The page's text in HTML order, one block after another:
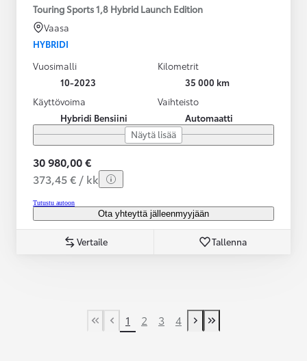
Touring Sports 1,8 Hybrid Launch Edition
Vaasa
HYBRIDI
Vuosimalli
10-2023
Kilometrit
35 000 km
Käyttövoima
Hybridi Bensiini
Vaihteisto
Automaatti
Näytä lisää
30 980,00 €
373,45 € / kk
Tutustu autoon
Ota yhteyttä jälleenmyyjään
Vertaile Tallenna
First Page
Previous page
1 2 3 4
Next page
Last Page